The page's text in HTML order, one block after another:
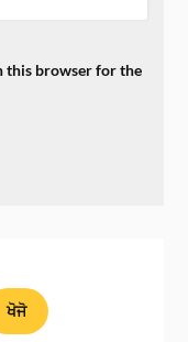
this browser for the
ਖੋਜੋ